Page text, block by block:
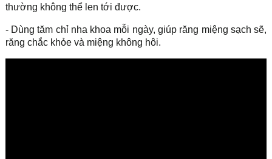
thường không thể len tới được.
- Dùng tăm chỉ nha khoa mỗi ngày, giúp răng miệng sạch sẽ,
răng chắc khỏe và miệng không hôi.